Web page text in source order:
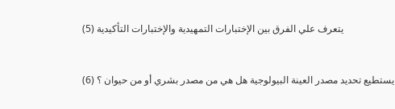
(5) يتعرف علي الفرق بين الإختبارات التمهيدية والإختبارات التأكيدية
(6) يستطيع تحديد مصدر العينة البيولوجية هل هي من مصدر بشري أو من حيوان ؟